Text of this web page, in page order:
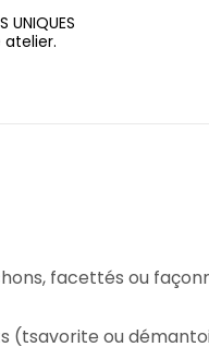
UNIQUES
facettés ou
(tsavorite ou